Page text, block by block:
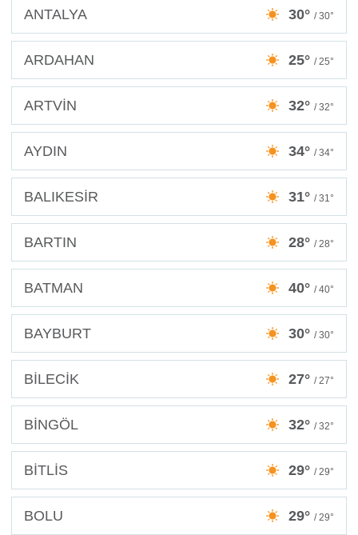
ANTALYA 30° / 30°
ARDAHAN 25° / 25°
ARTVİN 32° / 32°
AYDIN 34° / 34°
BALIKESİR 31° / 31°
BARTIN 28° / 28°
BATMAN 40° / 40°
BAYBURT 30° / 30°
BİLECİK 27° / 27°
BİNGÖL 32° / 32°
BİTLİS 29° / 29°
BOLU 29° / 29°